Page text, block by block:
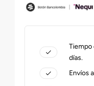
Tiempo
días.
Envíos